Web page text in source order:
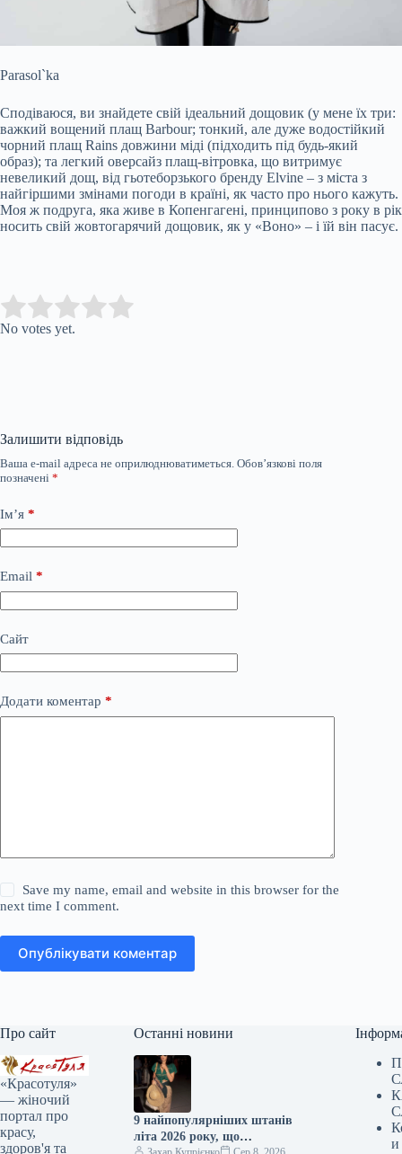
Parasol`ka
Сподіваюся, ви знайдете свій ідеальний дощовик (у мене їх три:
важкий вощений плащ Barbour; тонкий, але дуже водостійкий
чорний плащ Rains довжини міді (підходить під будь-який
образ); та легкий оверсайз плащ-вітровка, що витримує
невеликий дощ, від гьотеборзького бренду Elvine – з міста з
найгіршими змінами погоди в країні, як часто про нього кажуть.
Моя ж подруга, яка живе в Копенгагені, принципово з року в рік
носить свій жовтогарячий дощовик, як у «Воно» – і їй він пасує.
Rate this item:
No votes yet.
Залишити відповідь
Ваша e-mail адреса не оприлюднюватиметься. Обов’язкові поля
позначені *
Ім’я *
Email *
Сайт
Додати коментар *
Save my name, email and website in this browser for the
next time I comment.
Опублікувати коментар
Про сайт
«Красотуля»
— жіночий
портал про
красу,
здоров'я та
Останні новини
9 найпопулярніших штанів
літа 2026 року, що
и